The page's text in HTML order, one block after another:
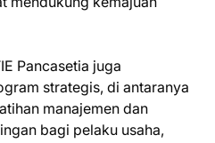
Pancasetia juga
strategis, di antaranya
manajemen dan
bagi pelaku usaha,